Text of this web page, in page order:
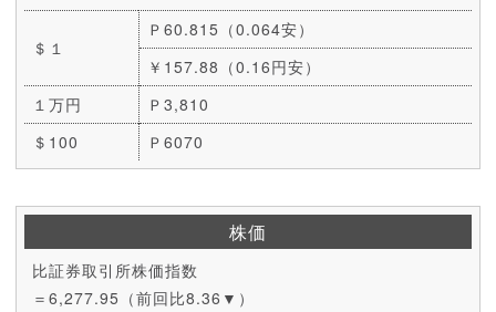
＄１
Ｐ60.815（0.064安）
￥157.88（0.16円安）
１万円
Ｐ3,810
＄100
Ｐ6070
株価
比証券取引所株価指数
＝6,277.95（前回比8.36▼）